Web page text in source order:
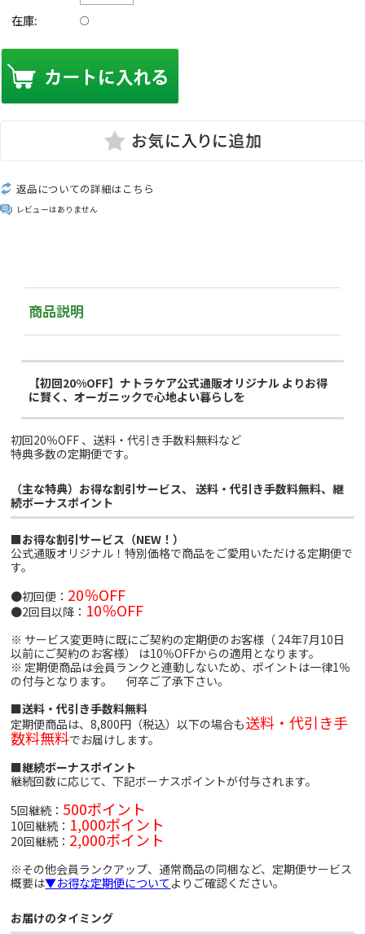
在庫: ○
返品についての詳細はこちら
レビューはありません
商品説明
【初回20%OFF】ナトラケア公式通販オリジナル よりお得
に賢く、オーガニックで心地よい暮らしを
初回20％OFF 、送料・代引き手数料無料など
特典多数の定期便です。
（主な特典）お得な割引サービス、 送料・代引き手数料無料、継
続ボーナスポイント
■お得な割引サービス（NEW！）
公式通販オリジナル！特別価格で商品をご愛用いただける定期便で
す。
●初回便： 20％OFF
●2回目以降： 10％OFF
※ サービス変更時に既にご契約の定期便のお客様（ 24年7月10日
以前にご契約のお客様） は10％OFFからの適用となります。
※ 定期便商品は会員ランクと連動しないため、ポイントは一律1％
の付与となります。 何卒ご了承下さい。
■送料・代引き手数料無料
定期便商品は、8,800円（税込）以下の場合も送料・代引き手
数料無料でお届けします。
■継続ボーナスポイント
継続回数に応じて、下記ボーナスポイントが付与されます。
5回継続： 500ポイント
10回継続： 1,000ポイント
20回継続： 2,000ポイント
※その他会員ランクアップ、通常商品の同梱など、定期便サービス
概要は▼お得な定期便について よりご確認ください。
お届けのタイミング